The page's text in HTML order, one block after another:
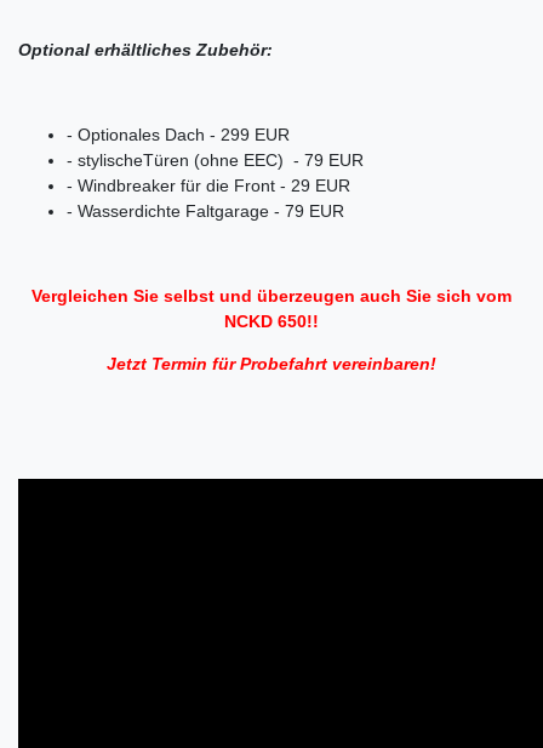
Optional erhältliches Zubehör:
- Optionales Dach - 299 EUR
- stylischeTüren (ohne EEC) - 79 EUR
- Windbreaker für die Front - 29 EUR
- Wasserdichte Faltgarage - 79 EUR
Vergleichen Sie selbst und überzeugen auch Sie sich vom
NCKD 650!!
Jetzt Termin für Probefahrt vereinbaren!